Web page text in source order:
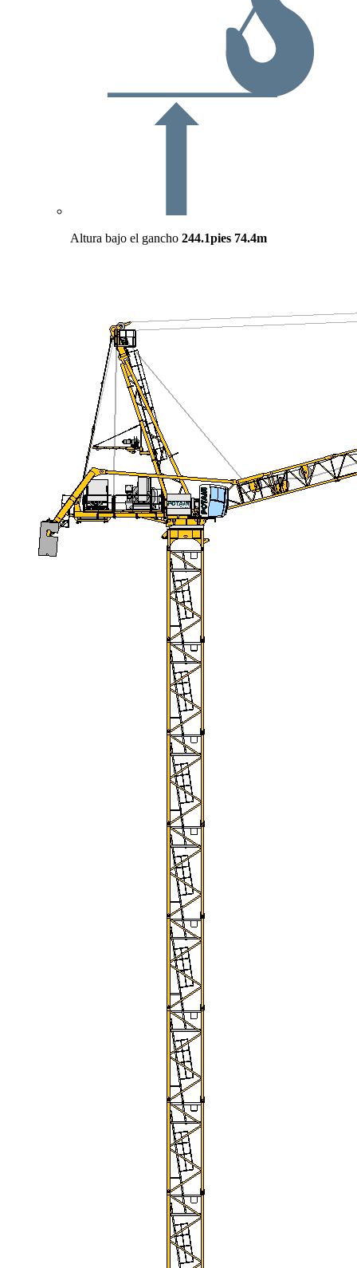
Altura bajo el gancho 244.1pies 74.4m